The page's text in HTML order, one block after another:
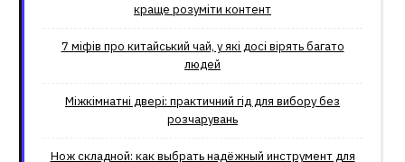
краще розуміти контент
7 міфів про китайський чай, у які досі вірять багато
людей
Міжкімнатні двері: практичний гід для вибору без
розчарувань
Нож складной: как выбрать надёжный инструмент для